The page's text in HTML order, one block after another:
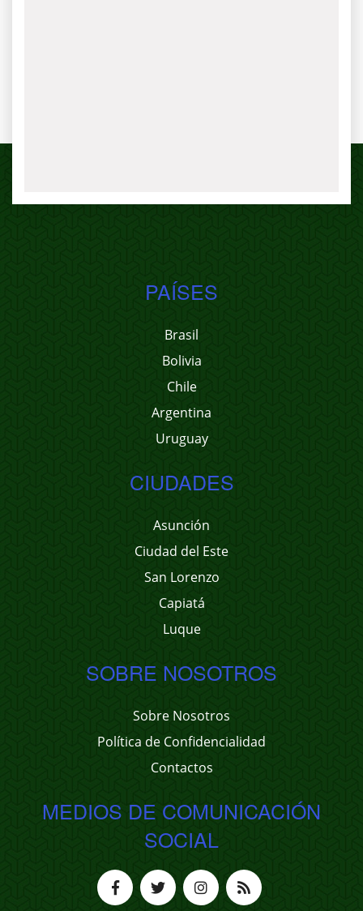
PAÍSES
Brasil
Bolivia
Chile
Argentina
Uruguay
CIUDADES
Asunción
Ciudad del Este
San Lorenzo
Capiatá
Luque
SOBRE NOSOTROS
Sobre Nosotros
Política de Confidencialidad
Contactos
MEDIOS DE COMUNICACIÓN
SOCIAL